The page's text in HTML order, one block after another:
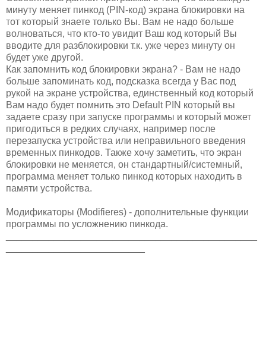
минуту меняет пинкод (PIN-код) экрана блокировки на
тот который знаете только Вы. Вам не надо больше
волноваться, что кто-то увидит Ваш код который Вы
вводите для разблокировки т.к. уже через минуту он
будет уже другой.
Как запомнить код блокировки экрана? - Вам не надо
больше запоминать код, подсказка всегда у Вас под
рукой на экране устройства, единственный код который
Вам надо будет помнить это Default PIN который вы
задаете сразу при запуске программы и который может
пригодиться в редких случаях, например после
перезапуска устройства или неправильного введения
временных пинкодов. Также хочу заметить, что экран
блокировки не меняется, он стандартный/системный,
программа меняет только пинкод которых находить в
памяти устройства.
Модификаторы (Modifieres) - дополнительные функции
программы по усложнению пинкода.